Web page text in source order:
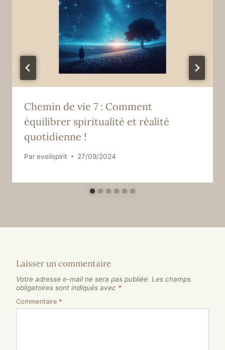
Chemin de vie 7 : Comment
équilibrer spiritualité et réalité
quotidienne !
Pareveilspirit 27/09/2024
Laisser un commentaire
Votre adresse e-mail ne sera pas publiée. Les champs
obligatoires sont indiqués avec *
Commentaire *